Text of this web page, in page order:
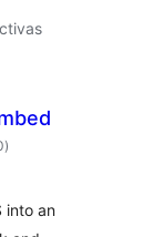
valoraciones
en
)
into an